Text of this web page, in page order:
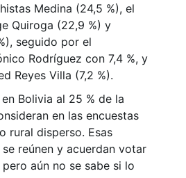
Medina (24,5 %), el
Quiroga (22,9 %) y
seguido por el
Rodríguez con 7,4 %, y
Reyes Villa (7,2 %).
Bolivia al 25 % de la
en las encuestas
rural disperso. Esas
reúnen y acuerdan votar
aún no se sabe si lo